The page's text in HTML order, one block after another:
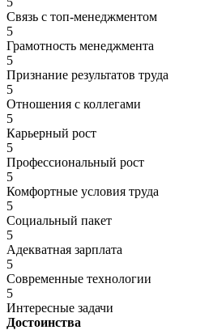
Связь с топ-менеджментом
5
Грамотность менеджмента
5
Признание результатов труда
5
Отношения с коллегами
5
Карьерный рост
5
Профессиональный рост
5
Комфортные условия труда
5
Социальный пакет
5
Адекватная зарплата
5
Современные технологии
5
Интересные задачи
Достоинства